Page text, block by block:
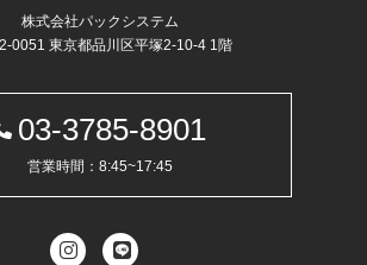
株式会社パックシステム
0051 東京都品川区平塚2-10-4 1階
03-3785-8901
営業時間：8:45~17:45